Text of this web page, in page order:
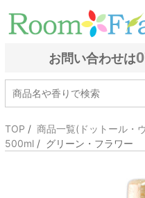
お問い合わせは
TOP / 商品一覧(ドットール・
500ml / グリーン・フラワー